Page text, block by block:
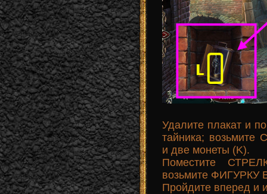
Удалите плакат и
тайника;
и две монеты (K).
Поместите
возьмите ФИГУРКУ
Пройдите вперед и